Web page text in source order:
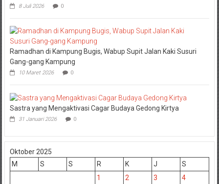
8 Juli 2026 0
Ramadhan di Kampung Bugis, Wabup Supit Jalan Kaki Susuri
Gang-gang Kampung
10 Maret 2026 0
Sastra yang Mengaktivasi Cagar Budaya Gedong Kirtya
31 Januari 2026 0
Oktober 2025
M
S S R K J
S
1
2 3 4